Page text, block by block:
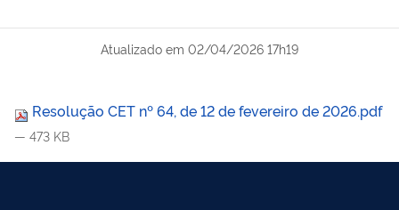
Atualizado em 02/04/2026 17h19
Resolução CET nº 64, de 12 de fevereiro de 2026.pdf
— 473 KB